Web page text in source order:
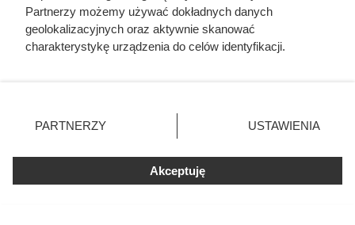
Partnerzy możemy używać dokładnych danych
geolokalizacyjnych oraz aktywnie skanować
charakterystykę urządzenia do celów identyfikacji.
zmienić/wycofać klikając przycisk ustawień prywatności
znajdujący się w lewym dolnym rogu strony. Niektóre
użytkownika, ale masz prawo sprzeciwić się takiemu
przetwarzaniu. Preferencje będą miały zastosowania tylko
PARTNERZY USTAWIENIA
Akceptuję